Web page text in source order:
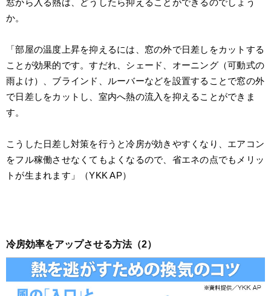
窓から入る熱は、どうしたら抑えることができるのでしょう
か。
「部屋の温度上昇を抑えるには、窓の外で日差しをカットする
ことが効果的です。すだれ、シェード、オーニング（可動式の
雨よけ）、ブラインド、ルーバーなどを設置することで窓の外
で日差しをカットし、室内へ熱の流入を抑えることができま
す。
こうした日差し対策を行うと冷房が効きやすくなり、エアコン
をフル稼働させなくてもよくなるので、省エネの点でもメリッ
トが生まれます」（YKK AP）
冷房効率をアップさせる方法（2）